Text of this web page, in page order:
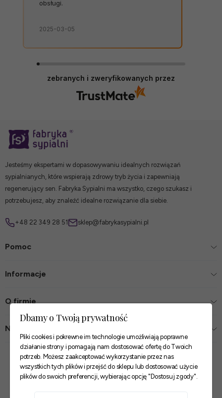
obsługi.
2025-03-05
zebranych i zweryfikowanych przez
Jesteśmy ekspertami w dopasowywaniu idealnych rozwiązań
sypialnianych, które wspierają zdrowy tryb życia i zapewniają
regenerujący sen. Fabryka Sypialni ma wszystko, czego szukasz i
potrzebujesz, aby znaleźć idealne rozwiązanie dla siebie.
+48 22 349 28 51 sklep@fabrykasypialni.pl
Pomoc
Informacje
O firmie
Nasze sklepy
Zaufane płatności
Dbamy o Twoją prywatność
Pliki cookies i pokrewne im technologie umożliwiają poprawne
działanie strony i pomagają nam dostosować ofertę do Twoich
potrzeb. Możesz zaakceptować wykorzystanie przez nas
wszystkich tych plików i przejść do sklepu lub dostosować użycie
plików do swoich preferencji, wybierając opcję "Dostosuj zgody".